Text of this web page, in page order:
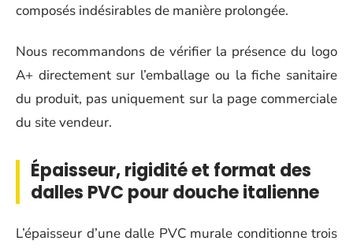
composés indésirables de manière prolongée.
Nous recommandons de vérifier la présence du logo
A+ directement sur l’emballage ou la fiche sanitaire
du produit, pas uniquement sur la page commerciale
du site vendeur.
Épaisseur, rigidité et format des
dalles PVC pour douche italienne
L’épaisseur d’une dalle PVC murale conditionne trois